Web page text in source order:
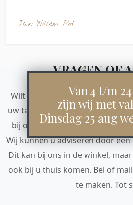
Jan Willem Pot
VRAGEN OF
Wilt u kunnen voorstellen hoe
uw tafel staan, of hoe de kleur
bij ons van harte welkom voor
Wij kunnen u adviseren door
Dit kan bij ons in de winkel,
ook bij u thuis komen. Bel of
te maken. Tot
Van 4 t/m
zijn wij met
Dinsdag 25 aug